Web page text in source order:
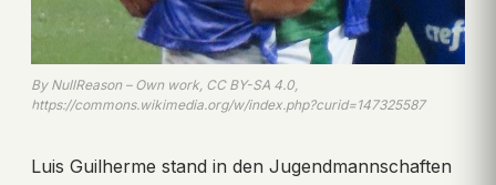
By NullReason – Own work, CC BY-SA 4.0,
https://commons.wikimedia.org/w/index.php?curid=147325587
Luis Guilherme stand in den Jugendmannschaften